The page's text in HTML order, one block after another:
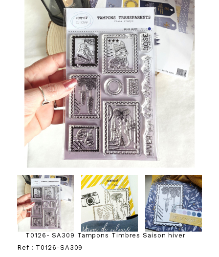
T0126- SA309 Tampons Timbres Saison hiver
Ref : T0126-SA309